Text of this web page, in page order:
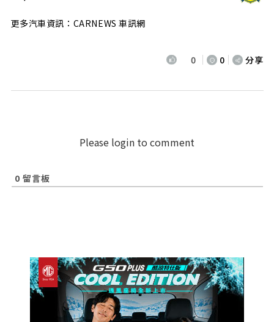
更多汽車資訊：CARNEWS 車訊網
0 0 分享
Please login to comment
0 留言板